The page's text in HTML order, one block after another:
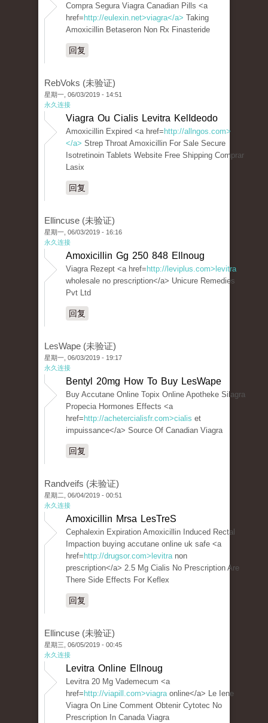
Compra Segura Viagra Canadian Pills <a
href= http://eulexin.net>viagra</a> Taking
Amoxicillin Betaseron Non Rx Finasteride
回复
RebVoks (未验证)
星期一, 06/03/2019 - 14:51
永久连接
Viagra Ou Cialis Levitra KelIdeodo
Amoxicillin Expired <a href= http://allngos.com>
</a> Strep Throat Amoxicillin For Sale Secure
Isotretinoin Tablets Website Free Shipping Comprar
Lasix
回复
Ellincuse (未验证)
星期一, 06/03/2019 - 16:16
永久连接
Amoxicillin Gg 250 848 Ellnoug
Viagra Rezept <a href= http://leviplus.com>levitra
wholesale no prescription</a> Unicure Remedies
Pvt Ltd
回复
LesWape (未验证)
星期一, 06/03/2019 - 19:17
永久连接
Bentyl 20mg How To Buy LesWape
Buy Accutane Online Topix Online Apotheke Silagra
Propecia Hormones Effects <a
href= http://achetercialisfr.com>cialis et
impuissance</a> Source Of Canadian Viagra
回复
Randveifs (未验证)
星期二, 06/04/2019 - 00:51
永久连接
Amoxicillin Mrsa LesTreS
Cephalexin Expiration Amoxicillin Induced Rectal
Impaction buying accutane online uk safe <a
href= http://drugsor.com>levitranon
prescription</a> 2.5 Mg Cialis No Prescription Are
There Side Effects For Keflex
回复
Ellincuse (未验证)
星期三, 06/05/2019 - 00:45
永久连接
Levitra Online Ellnoug
Levitra 20 Mg Vademecum <a
href= http://viapill.com>viagraonline</a> Le Iene
Viagra On Line Comment Obtenir Cytotec No
Prescription In Canada Viagra